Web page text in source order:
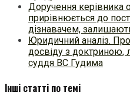
Доручення керівника
прирівнюється до
дізнавачем,
Юридичний аналіз.
досвіду з доктриною,
суддя ВС Гудима
Інші статті по темі